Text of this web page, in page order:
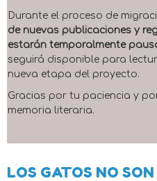
Durante el proceso de
de nuevas publicaciones y
estarán temporalmente
seguirá disponible para
nueva etapa del proyecto.
Gracias por tu paciencia y
memoria literaria.
LOS GATOS NO SON